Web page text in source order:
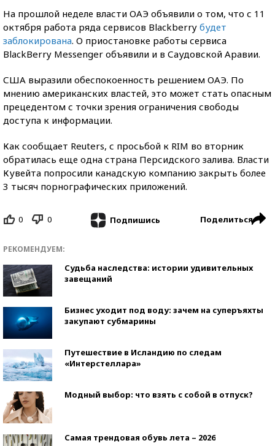
На прошлой неделе власти ОАЭ объявили о том, что с 11
октября работа ряда сервисов Blackberry будет
заблокирована. О приостановке работы сервиса
BlackBerry Messenger объявили и в Саудовской Аравии.
США выразили обеспокоенность решением ОАЭ. По
мнению американских властей, это может стать опасным
прецедентом с точки зрения ограничения свободы
доступа к информации.
Как сообщает Reuters, с просьбой к RIM во вторник
обратилась еще одна страна Персидского залива. Власти
Кувейта попросили канадскую компанию закрыть более
3 тысяч порнографических приложений.
0 0 Подпишись Поделиться
РЕКОМЕНДУЕМ:
Судьба наследства: истории удивительных
завещаний
Бизнес уходит под воду: зачем на суперъяхты
закупают субмарины
Путешествие в Исландию по следам
«Интерстеллара»
Модный выбор: что взять с собой в отпуск?
Самая трендовая обувь лета – 2026